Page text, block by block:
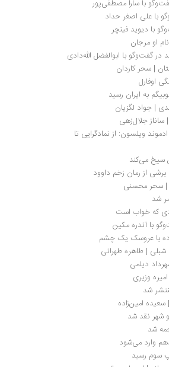
سارا مصطفی‌پور
اصغر حداد
فینچر
با ابوالفضل الله‌دادی
کاردان
ایران رسید
لگزیان
جلال‌زهی
نگاهی به کارنامه کاری ادموند ویلسون: از نمادگرایی تا
رمان زخم داوود
محسنی
خواب است
مکین
عروسک یک چشم
طهرانی
امین‌زاده
شد
می‌شود